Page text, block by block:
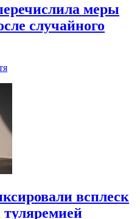
меры
случайного
всплеск
туляремией